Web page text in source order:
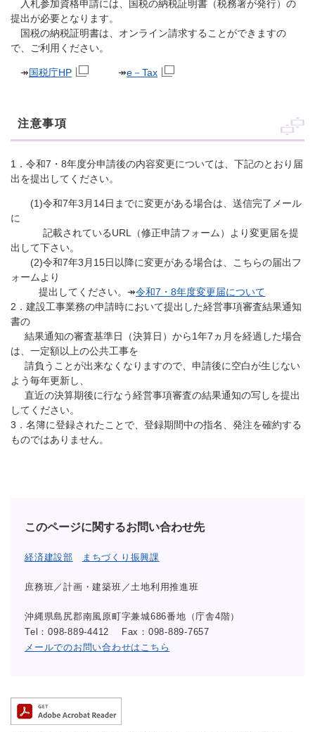
入札参加資格申請には、国税の納税証明書（税務署が発行）の
提出が必要となります。
国税の納税証明書は、オンライン請求することができますの
で、ご利用ください。
↠国税庁HP ↠e－Tax
注意事項
1．令和7・8年度分申請後の内容変更については、下記のとおり届
出を提出してください。
(1)令和7年3月14日までに変更がある場合は、送信完了メール
に
記載されているURL（修正申請フォーム）より変更届を提
出して下さい。
(2)令和7年3月15日以降に変更がある場合は、こちらの届出フ
ォームより
提出してください。↠令和7・8年度変更届について
2．建設工事業務の申請時において提出した経営事項審査結果通知
書の
結果通知の審査基準日（決算日）から1年7ヵ月を経過した場合
は、一定額以上の公共工事を
請負うことが出来なくなりますので、申請後に空白が生じない
よう毎年更新し、
直近の決算期後に行なう経営事項審査の結果通知の写しを提出
してください。
3．名簿に登録されたことで、登録期間中の指名、発注を確約する
ものではありません。
このページに関するお問い合わせ先
経済建設部 まちづくり振興課
庶務班／計画・建築班／土地利用推進班
沖縄県島尻郡南風原町字兼城686番地（庁舎4階）
Tel：098-889-4412
Fax：098-889-7657
メールでのお問い合わせはこちら